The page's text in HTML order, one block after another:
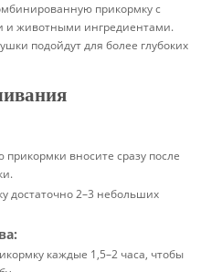
прикормку с
и животными ингредиентами.
подойдут для более глубоких
вносите сразу после
достаточно 2–3 небольших
каждые 1,5–2 часа, чтобы